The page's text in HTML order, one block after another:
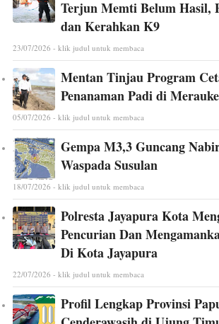
Terjun Memti Belum Hasil,
dan Kerahkan K9
23/07/2026 - klik judul untuk membaca
Mentan Tinjau Program
Penanaman Padi di Merauke
05/07/2026 - klik judul untuk membaca
Gempa M3,3 Guncang
Waspada Susulan
18/07/2026 - klik judul untuk membaca
Polresta Jayapura Kota
Pencurian Dan
Di Kota Jayapura
22/07/2026 - klik judul untuk membaca
Profil Lengkap Provinsi